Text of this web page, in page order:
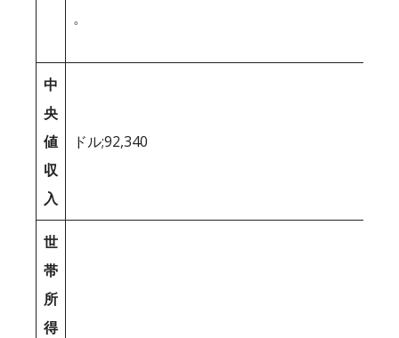
。
中
央
値
収
入
ドル;92,340
世
帯
所
得